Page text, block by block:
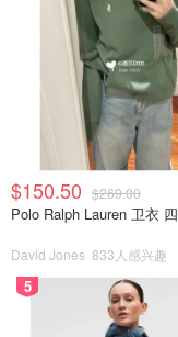
$150.50 $269.00
Polo Ralph
David Jones 833人感兴趣
5